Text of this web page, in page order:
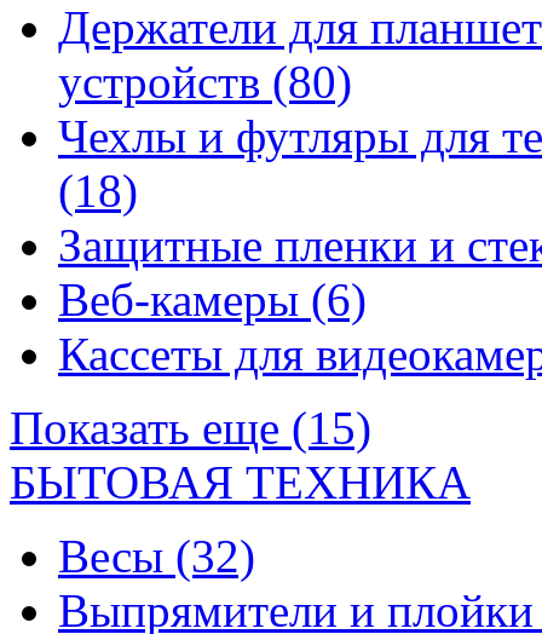
Держатели для
устройств (80)
Чехлы и футляры для
(18)
Защитные пленки и
Веб-камеры (6)
Кассеты для
Показать еще (15)
БЫТОВАЯ ТЕХНИКА
Весы (32)
Выпрямители и